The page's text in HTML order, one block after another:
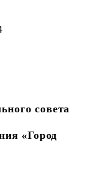
совета
«Город